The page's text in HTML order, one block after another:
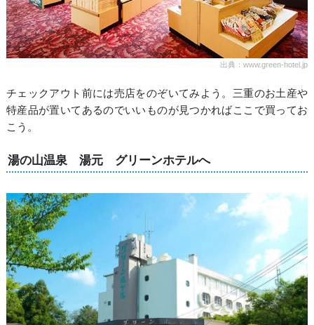
出典：www.green-hotel.jp
チェックアウト前には売店をのぞいてみよう。三重のお土産や
特産品が置いてあるのでいいものが見つかればここで買ってお
こう。
湯の山温泉 湯元 グリーンホテルへ